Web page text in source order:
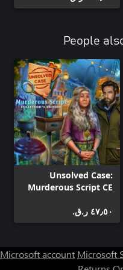
People
Unsolved Case:
Murderous Script CE
٤٧٫٥٠ ر.ق.‏
Microsoft account Microsoft